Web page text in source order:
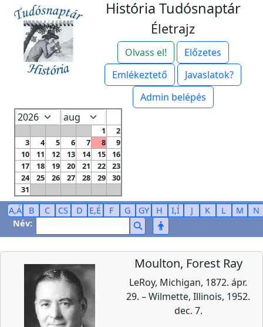
História Tudósnaptár
Életrajz
Olvass el!
Előzetes
Emlékeztető
Javaslatok?
Admin belépés
1
2
3
4 5 6 7 8
9
10
11 12 13 14 15
16
17
18 19 20 21 22
23
24
25 26 27 28 29
30
31
A,Á B C CS D E,É F G GY H I,Í J K L M
N
Név:
Moulton, Forest Ray
LeRoy, Michigan, 1872. ápr.
29. – Wilmette, Illinois, 1952.
dec. 7.